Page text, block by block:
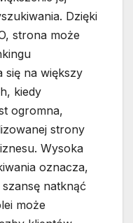
Dzięki
strona może
się na większy
kiedy
ogromna,
strony
Wysoka
oznacza,
natknąć
może